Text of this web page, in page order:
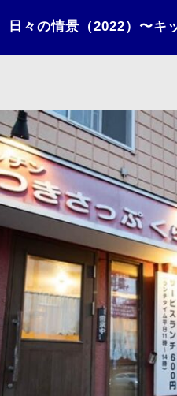
日々の情景（2022）〜キ